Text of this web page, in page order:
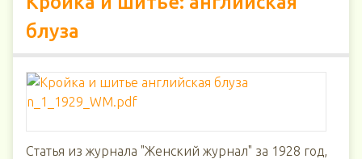
блуза
Статья из журнала "Женский журнал" за 1928 год,